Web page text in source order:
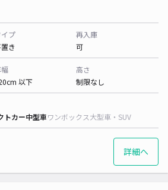
プ
き
再入庫
可
以下
高さ
制限なし
トカー中型車ワンボックス大型車・SUV
詳細へ